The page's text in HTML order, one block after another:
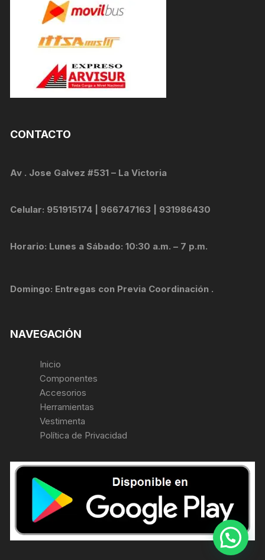
CONTACTO
Av . Jose Galvez #531 – La Victoria
Celular: 951915174 | 966747163 | 931986430
Horario: Lunes a Sábado: 10:30 a.m. – 7 p.m.
Domingo: Entregas con Previa Coordinación .
NAVEGACIÓN
Inicio
Componentes
Accesorios
Herramientas
Vestimenta
Política de Privacidad